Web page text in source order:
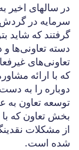
در سالهای اخیر
سرمایه در گردش
گرفتند که شاید
دسته تعاونی‌ها و
تعاونی‌های
که با ارائه
دوباره را به
توسعه تعاون به
بخش تعاون که
از مشکلات
شده است.